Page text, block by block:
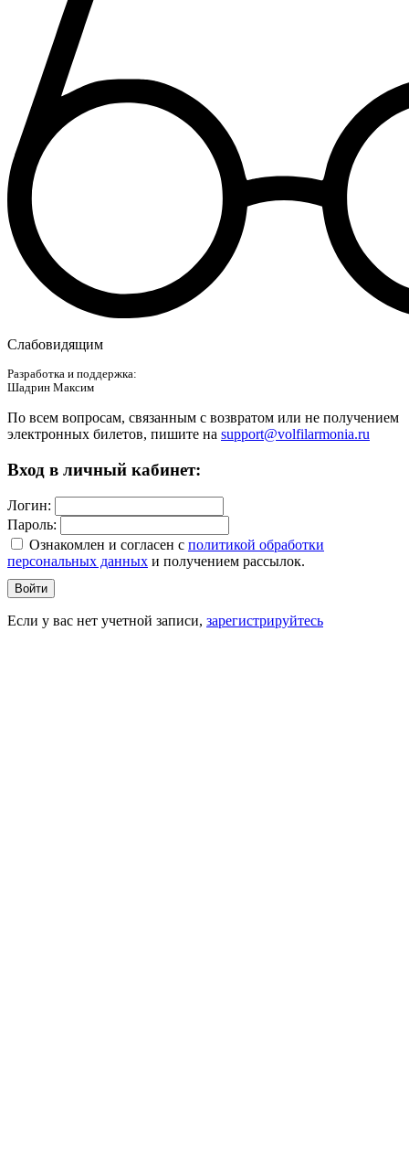
Слабовидящим
Разработка и поддержка:
Шадрин Максим
По всем вопросам, связанным с возвратом или не получением
электронных билетов, пишите на support@volfilarmonia.ru
Вход в личный кабинет:
Логин:
Пароль:
Ознакомлен и согласен c политикой обработки
персональных данных и получением рассылок.
Войти
Если у вас нет учетной записи, зарегистрируйтесь